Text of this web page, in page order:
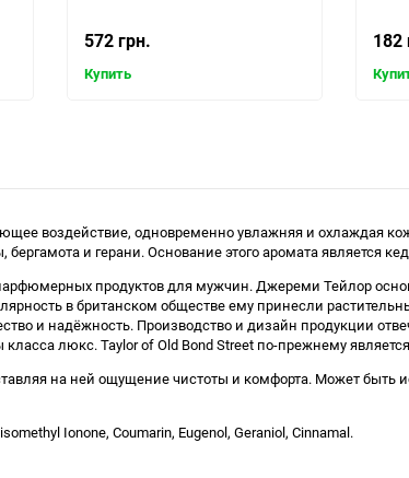
572 грн.
Купить
182
воздействие, одновременно увлажняя и охлаждая
и герани. Основание этого аромата является
продуктов для мужчин. Джереми Тейлор
в британском обществе ему принесли
и надёжность. Производство и дизайн продукции
люкс. Taylor of Old Bond Street по-прежнему
на ней ощущение чистоты и комфорта. Может быть
Ionone, Coumarin, Eugenol, Geraniol, Cinnamal.